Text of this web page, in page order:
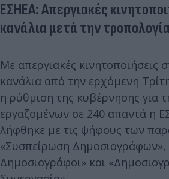
ΕΣΗΕΑ: Απεργιακές
κανάλια μετά την
Με απεργιακές κινητοποιήσεις
κανάλια από την ερχόμενη
η ρύθμιση της κυβέρνησης για
εργαζομένων σε 240 απαντά η
λήφθηκε με τις ψήφους των
«Συσπείρωση Δημοσιογράφων»,
Δημοσιογράφοι» και